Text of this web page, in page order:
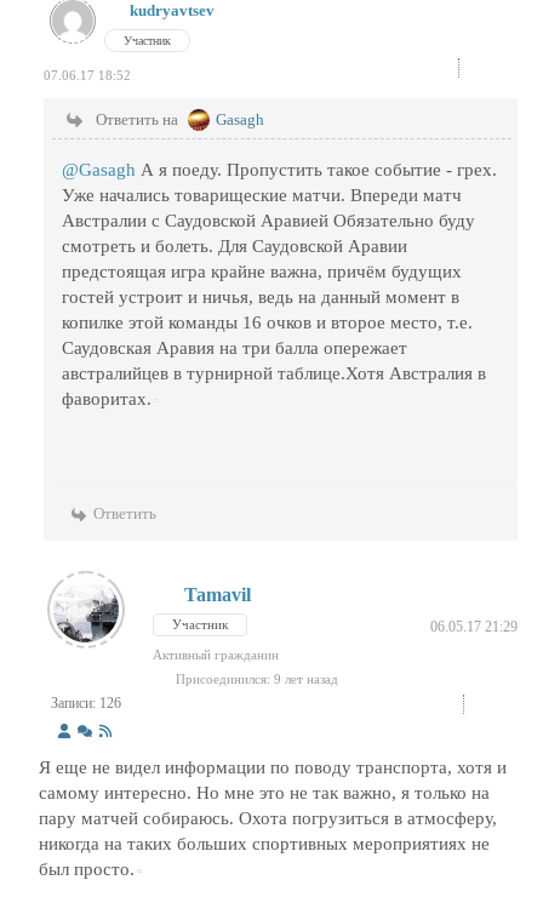
kudryavtsev
Участник
07.06.17 18:52
Ответить на Gasagh
@Gasagh А я поеду. Пропустить такое событие - грех.
Уже начались товарищеские матчи. Впереди матч
Австралии с Саудовской Аравией Обязательно буду
смотреть и болеть. Для Саудовской Аравии
предстоящая игра крайне важна, причём будущих
гостей устроит и ничья, ведь на данный момент в
копилке этой команды 16 очков и второе место, т.е.
Саудовская Аравия на три балла опережает
австралийцев в турнирной таблице.Хотя Австралия в
фаворитах.
Ответить
Записи: 126
Tamavil
Участник 06.05.17 21:29
Активный гражданин
Присоединился: 9 лет назад
Я еще не видел информации по поводу транспорта, хотя и
самому интересно. Но мне это не так важно, я только на
пару матчей собираюсь. Охота погрузиться в атмосферу,
никогда на таких больших спортивных мероприятиях не
был просто.